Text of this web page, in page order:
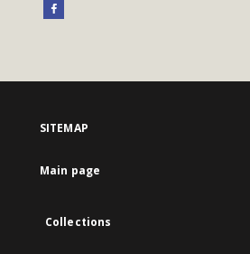
SITEMAP
Main page
Collections